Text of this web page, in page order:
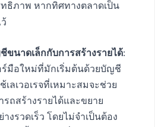
ทธิภาพ หากทิศทางตลาดเป็น
นาดเล็กกับการสร้างรายได้:
ร์มือใหม่ที่มักเริ่มต้นด้วยบัญชี
เลเวอเรจที่เหมาะสมจะช่วย
รถสร้างรายได้และขยาย
งรวดเร็ว โดยไม่จำเป็นต้อง